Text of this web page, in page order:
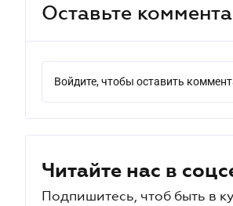
Оставьте
Войдите, чтобы оставить
Читайте нас в
Подпишитесь, чтоб быть в